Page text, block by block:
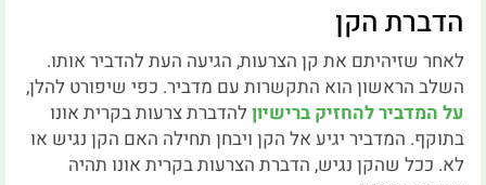
הדברת הקן
לאחר שזיהיתם את קן הצרעות, הגיעה העת להדביר אותו.
השלב הראשון הוא התקשרות עם מדביר. כפי שיפורט להלן,
על המדביר להחזיק ברישיון להדברת צרעות בקרית אונו
בתוקף. המדביר יגיע אל הקן ויבחן תחילה האם הקן נגיש או
לא. ככל שהקן נגיש, הדברת הצרעות בקרית אונו תהיה